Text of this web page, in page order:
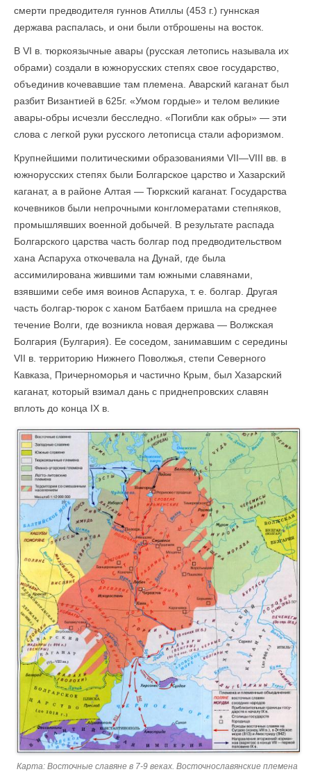
смерти предводителя гуннов Атиллы (453 г.) гуннская
держава распалась, и они были отброшены на восток.
В VI в. тюркоязычные авары (русская летопись называла их
обрами) создали в южнорусских степях свое государство,
объединив кочевавшие там племена. Аварский каганат был
разбит Византией в 625г. «Умом гордые» и телом великие
авары-обры исчезли бесследно. «Погибли как обры» — эти
слова с легкой руки русского летописца стали афоризмом.
Крупнейшими политическими образованиями VII—VIII вв. в
южнорусских степях были Болгарское царство и Хазарский
каганат, а в районе Алтая — Тюркский каганат. Государства
кочевников были непрочными конгломератами степняков,
промышлявших военной добычей. В результате распада
Болгарского царства часть болгар под предводительством
хана Аспаруха откочевала на Дунай, где была
ассимилирована жившими там южными славянами,
взявшими себе имя воинов Аспаруха, т. е. болгар. Другая
часть болгар-тюрок с ханом Батбаем пришла на среднее
течение Волги, где возникла новая держава — Волжская
Болгария (Булгария). Ее соседом, занимавшим с середины
VII в. территорию Нижнего Поволжья, степи Северного
Кавказа, Причерноморья и частично Крым, был Хазарский
каганат, который взимал дань с приднепровских славян
вплоть до конца IX в.
Карта: Восточные славяне в 7-9 веках. Восточнославянские племена